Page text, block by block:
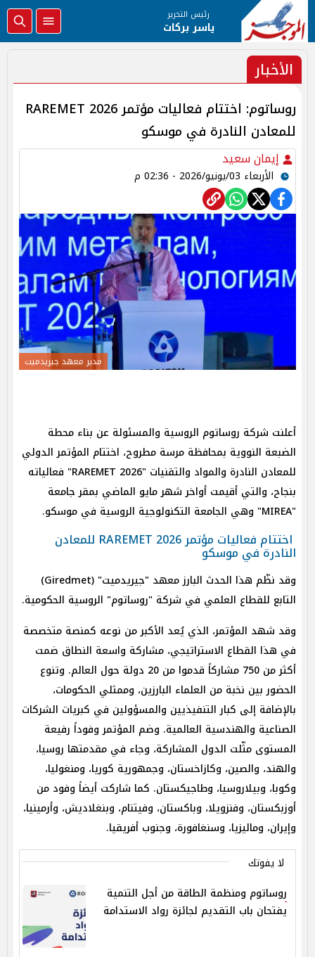
رئيس التحرير
ياسر بركات
الأخبار
روساتوم: اختتام فعاليات مؤتمر RAREMET 2026
للمعادن النادرة في موسكو
إيمان سعيد
الأربعاء 03/يونيو/2026 - 02:36 م
مدير معهد جيريدميت
أعلنت شركة روساتوم الروسية والمسئولة عن بناء محطة
الضبعة النووية بمحافظة مرسة مطروح، اختتام المؤتمر الدولي
للمعادن النادرة والمواد والتقنيات "RAREMET 2026" فعالياته
بنجاح، والتي أقيمت أواخر شهر مايو الماضي بمقر جامعة
"MIREA" وهي الجامعة التكنولوجية الروسية في موسكو.
اختتام فعاليات مؤتمر RAREMET 2026 للمعادن
النادرة في موسكو
وقد نظّم هذا الحدث البارز معهد "جيريدميت" (Giredmet)
التابع للقطاع العلمي في شركة "روساتوم" الروسية الحكومية.
وقد شهد المؤتمر، الذي يُعد الأكبر من نوعه كمنصة متخصصة
في هذا القطاع الاستراتيجي، مشاركة واسعة النطاق ضمت
أكثر من 750 مشاركاً قدموا من 20 دولة حول العالم. وتنوع
الحضور بين نخبة من العلماء البارزين، وممثلي الحكومات،
بالإضافة إلى كبار التنفيذيين والمسؤولين في كبريات الشركات
الصناعية والهندسية العالمية. وضم المؤتمر وفوداً رفيعة
المستوى مثّلت الدول المشاركة، وجاء في مقدمتها روسيا،
والهند، والصين، وكازاخستان، وجمهورية كوريا، ومنغوليا،
وكوبا، وبيلاروسيا، وطاجيكستان. كما شاركت أيضاً وفود من
أوزبكستان، وفنزويلا، وباكستان، وفيتنام، وبنغلاديش، وأرمينيا،
وإيران، وماليزيا، وسنغافورة، وجنوب أفريقيا.
لا يفوتك
روساتوم ومنظمة الطاقة من أجل التنمية
يفتحان باب التقديم لجائزة رواد الاستدامة